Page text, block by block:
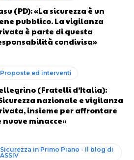
(PD): «La sicurezza è un
pubblico. La vigilanza
è parte di questa
condivisa»
Proposte ed interventi
(Fratelli d’Italia):
nazionale e vigilanza
insieme per affrontare
nuove minacce»
Sicurezza in Primo Piano - Il blog di
ASSIV